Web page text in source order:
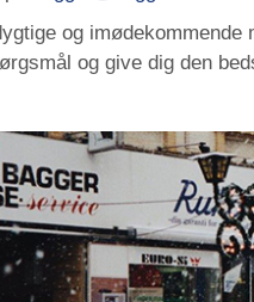
og
og give dig den